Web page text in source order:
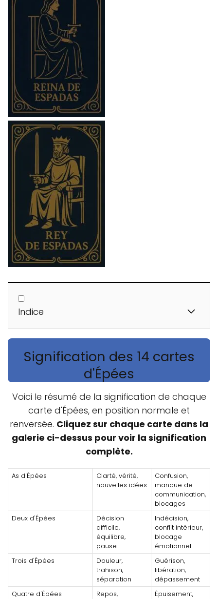
Indice
Signification des 14 cartes
d'Épées
Voici le résumé de la signification de chaque
carte d'Épées, en position normale et
renversée. Cliquez sur chaque carte dans la
galerie ci-dessus pour voir la signification
complète.
As d'Épées
Clarté, vérité,
nouvelles idées
Confusion,
manque de
communication,
blocages
Deux d'Épées
Décision
difficile,
équilibre,
pause
Indécision,
conflit intérieur,
blocage
émotionnel
Trois d'Épées
Douleur,
trahison,
séparation
Guérison,
libération,
dépassement
Quatre d'Épées
Repos,
Épuisement,